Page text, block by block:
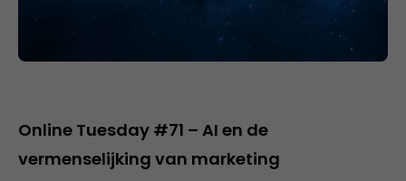
Online Tuesday #71 – AI en de
vermenselijking van marketing